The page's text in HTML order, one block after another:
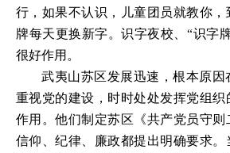
行，如果不认识，儿童团员就教你
牌每天更换新字。识字夜校、“识字
很好作用。
武夷山苏区发展迅速，根本原因
重视党的建设，时时处处发挥党组
作用。他们制定苏区《共产党员守
信仰、纪律、廉政都提出明确要求